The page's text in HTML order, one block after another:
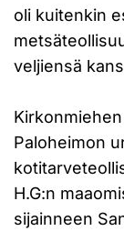
oli kuitenkin
veljiensä
Paloheimon
H.G:n
sijainneen